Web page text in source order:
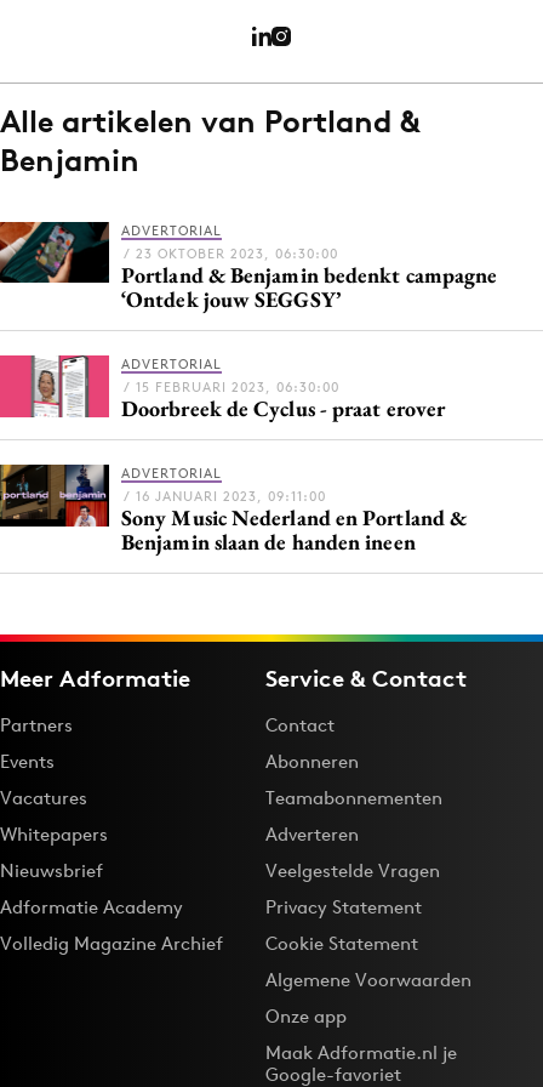
Home
9 sept: GenAI-training
12 nov: MarketingLive!
Adverteren
Events
Opleidingen
Vacatures
Academy
Partners
Topics
Artificial Intelligence
Bureaus
Carriere
Contentmarketing
Craft
Customer Experience
Data & Insights
Design
Digital transformation
Diversiteit
Effectiviteit
Alle artikelen van Portland &
Benjamin
ADVERTORIAL
/ 23 OKTOBER 2023, 06:30:00
Portland & Benjamin bedenkt campagne
‘Ontdek jouw SEGGSY’
ADVERTORIAL
/ 15 FEBRUARI 2023, 06:30:00
Doorbreek de Cyclus - praat erover
ADVERTORIAL
/ 16 JANUARI 2023, 09:11:00
Sony Music Nederland en Portland &
Benjamin slaan de handen ineen
Meer Adformatie
Partners
Events
Vacatures
Whitepapers
Nieuwsbrief
Adformatie Academy
Volledig Magazine Archief
Service & Contact
Contact
Abonneren
Teamabonnementen
Adverteren
Veelgestelde Vragen
Privacy Statement
Cookie Statement
Algemene Voorwaarden
Onze app
Maak Adformatie.nl je
Google-favoriet